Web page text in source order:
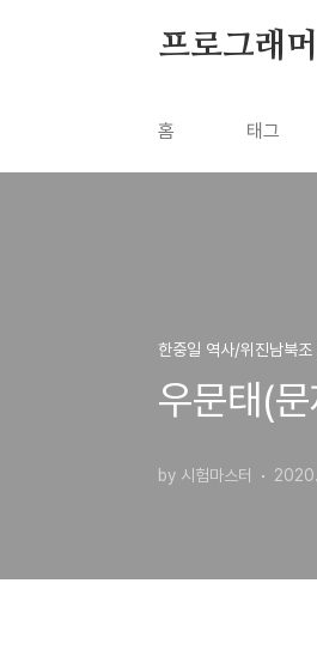
프로그래
홈 태그
한중일 역사/위진남북
우문태(
by 시험마스터